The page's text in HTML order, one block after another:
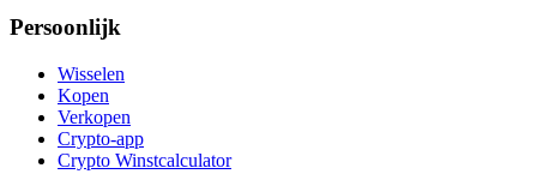
Persoonlijk
Wisselen
Kopen
Verkopen
Crypto-app
Crypto Winstcalculator